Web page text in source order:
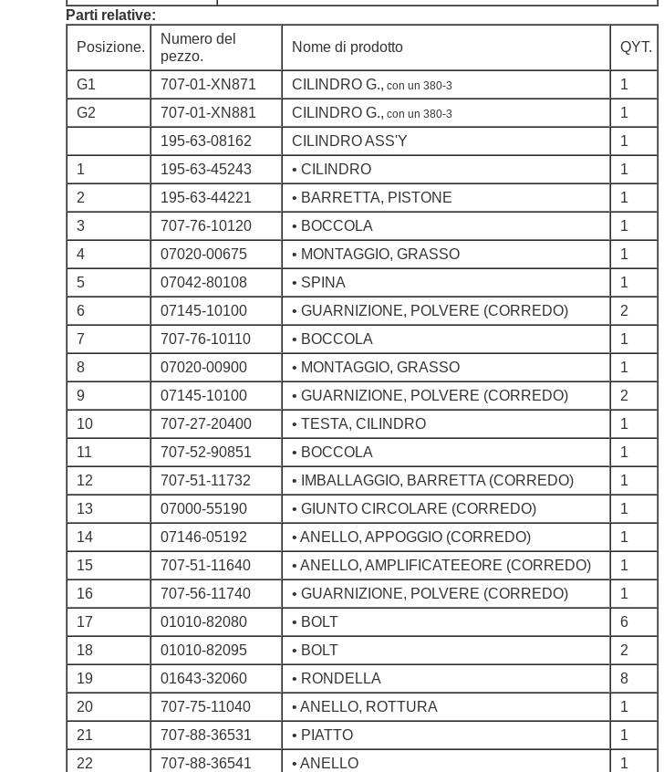
Parti relative:
Posizione.
Numero del
pezzo.
Nome di prodotto QYT.
G1 707-01-XN871 CILINDRO G., con un 380-3
1
G2
707-01-XN881 CILINDRO G., con un 380-3
1
195-63-08162
CILINDRO ASS'Y
1
1
195-63-45243 • CILINDRO
1
2
195-63-44221 • BARRETTA, PISTONE
1
3
707-76-10120 • BOCCOLA
1
4
07020-00675 • MONTAGGIO, GRASSO
1
5
07042-80108 • SPINA
1
6
07145-10100 • GUARNIZIONE, POLVERE (CORREDO)
2
7
707-76-10110 • BOCCOLA
1
8
07020-00900 • MONTAGGIO, GRASSO
1
9
07145-10100 • GUARNIZIONE, POLVERE (CORREDO)
2
10
707-27-20400 • TESTA, CILINDRO
1
11
707-52-90851 • BOCCOLA
1
12
707-51-11732 • IMBALLAGGIO, BARRETTA (CORREDO)
1
13
07000-55190 • GIUNTO CIRCOLARE (CORREDO)
1
14
07146-05192 • ANELLO, APPOGGIO (CORREDO)
1
15
707-51-11640 • ANELLO, AMPLIFICATEEORE (CORREDO)
1
16
707-56-11740 • GUARNIZIONE, POLVERE (CORREDO)
1
17
01010-82080 • BOLT
6
18
01010-82095 • BOLT
2
19
01643-32060 • RONDELLA
8
20
707-75-11040 • ANELLO, ROTTURA
1
21
707-88-36531 • PIATTO
1
22
707-88-36541 • ANELLO
1